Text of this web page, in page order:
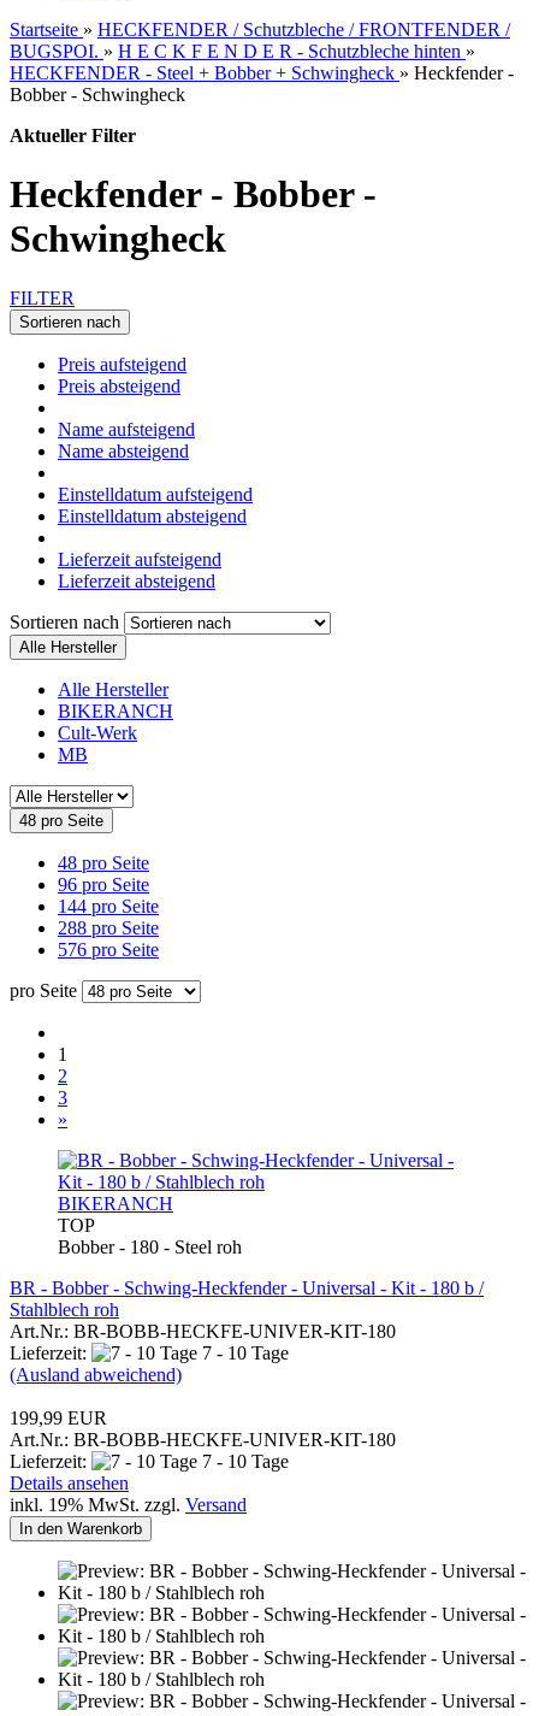
Startseite » HECKFENDER / Schutzbleche / FRONTFENDER /
BUGSPOI. » H E C K F E N D E R - Schutzbleche hinten »
HECKFENDER - Steel + Bobber + Schwingheck » Heckfender -
Bobber - Schwingheck
Aktueller Filter
Heckfender - Bobber -
Schwingheck
FILTER
Sortieren nach
Preis aufsteigend
Preis absteigend
Name aufsteigend
Name absteigend
Einstelldatum aufsteigend
Einstelldatum absteigend
Lieferzeit aufsteigend
Lieferzeit absteigend
Sortieren nach
Alle Hersteller
Alle Hersteller
BIKERANCH
Cult-Werk
MB
48 pro Seite
48 pro Seite
96 pro Seite
144 pro Seite
288 pro Seite
576 pro Seite
pro Seite
1
2
3
»
BIKERANCH
TOP
Bobber - 180 - Steel roh
BR - Bobber - Schwing-Heckfender - Universal - Kit - 180 b /
Stahlblech roh
Art.Nr.: BR-BOBB-HECKFE-UNIVER-KIT-180
Lieferzeit:
7 - 10 Tage
(Ausland abweichend)
199,99 EUR
Art.Nr.: BR-BOBB-HECKFE-UNIVER-KIT-180
Lieferzeit:
7 - 10 Tage
Details ansehen
inkl. 19% MwSt. zzgl. Versand
In den Warenkorb